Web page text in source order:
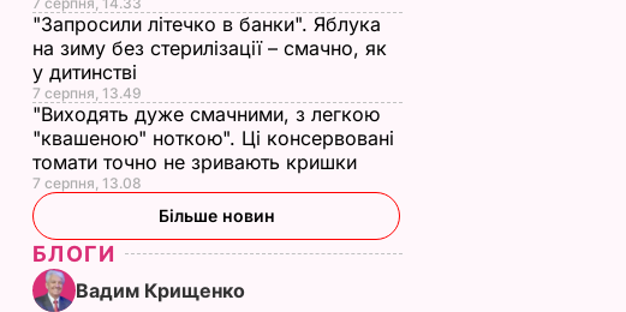
"Запросили літечко в банки". Яблука
на зиму без стерилізації – смачно, як
у дитинстві
7 серпня, 13.49
"Виходять дуже смачними, з легкою
"квашеною" ноткою". Ці консервовані
томати точно не зривають кришки
7 серпня, 13.08
Більше новин
БЛОГИ
Вадим Крищенко